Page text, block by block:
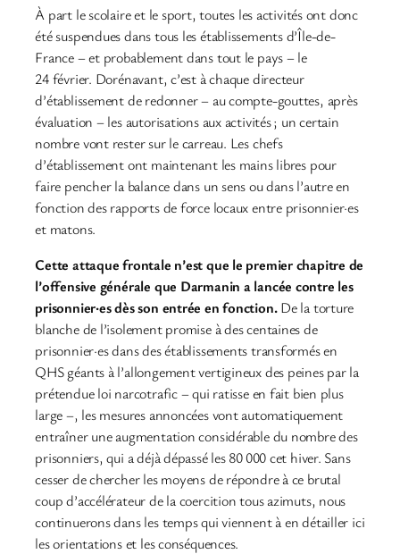
À part le scolaire et le sport, toutes les activités ont donc
été suspendues dans tous les établissements d’Île-de-
France – et probablement dans tout le pays – le
24 février. Dorénavant, c’est à chaque directeur
d’établissement de redonner – au compte-gouttes, après
évaluation – les autorisations aux activités ; un certain
nombre vont rester sur le carreau. Les chefs
d’établissement ont maintenant les mains libres pour
faire pencher la balance dans un sens ou dans l’autre en
fonction des rapports de force locaux entre prisonnier·es
et matons.
Cette attaque frontale n’est que le premier chapitre de
l’offensive générale que Darmanin a lancée contre les
prisonnier·es dès son entrée en fonction.De la torture
blanche de l’isolement promise à des centaines de
prisonnier·es dans des établissements transformés en
QHS géants à l’allongement vertigineux des peines par la
prétendue loi narcotrafic – qui ratisse en fait bien plus
large –, les mesures annoncées vont automatiquement
entraîner une augmentation considérable du nombre des
prisonniers, qui a déjà dépassé les 80 000 cet hiver. Sans
cesser de chercher les moyens de répondre à ce brutal
coup d’accélérateur de la coercition tous azimuts, nous
continuerons dans les temps qui viennent à en détailler ici
les orientations et les conséquences.